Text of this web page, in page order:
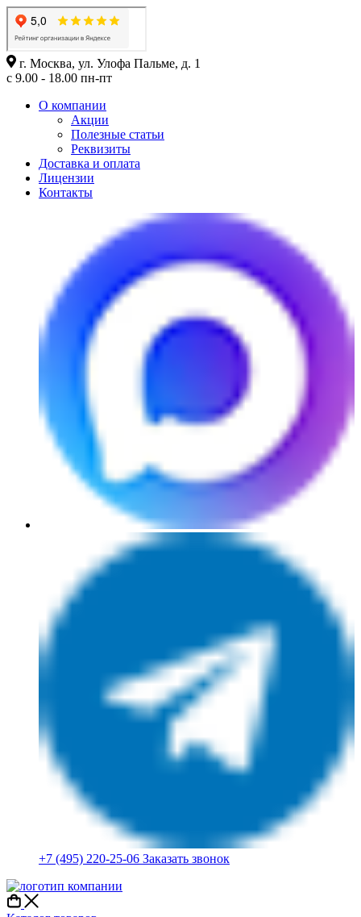
г. Москва, ул. Улофа Пальме, д. 1
с 9.00 - 18.00 пн-пт
О компании
Акции
Полезные статьи
Реквизиты
Доставка и оплата
Лицензии
Контакты
+7 (495) 220-25-06 Заказать звонок